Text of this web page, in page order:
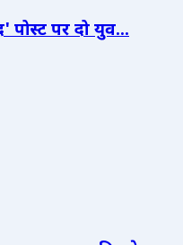
पोस्ट पर दो युव...